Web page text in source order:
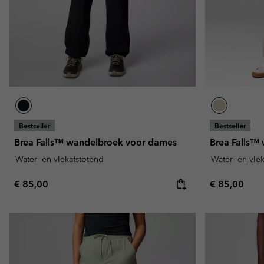
Fleece Gilets
Amaze Collectie
Omni-MAX™
Fleece Gilets
Bestseller
Brea Falls™ wandelbroek voor dames
Water- en vlekafstotend
Regular price:
€ 85,00
Bestseller
Brea Falls™
Water- en
Regular
€ 85,00